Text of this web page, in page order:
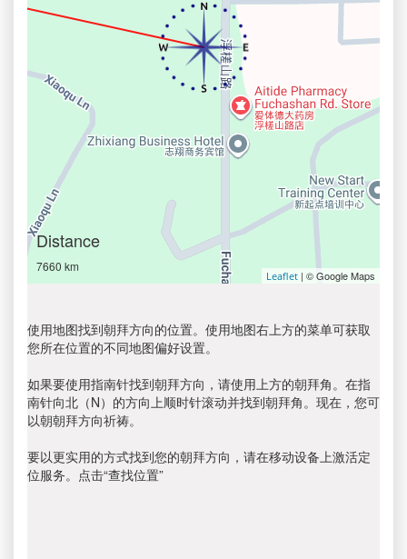
Distance
7660 km
Leaflet | © Google Maps
使用地图找到朝拜方向的位置。使用地图右上方的菜单可获取
您所在位置的不同地图偏好设置。
如果要使用指南针找到朝拜方向，请使用上方的朝拜角。在指
南针向北（N）的方向上顺时针滚动并找到朝拜角。现在，您可
以朝朝拜方向祈祷。
要以更实用的方式找到您的朝拜方向，请在移动设备上激活定
位服务。点击“查找位置”